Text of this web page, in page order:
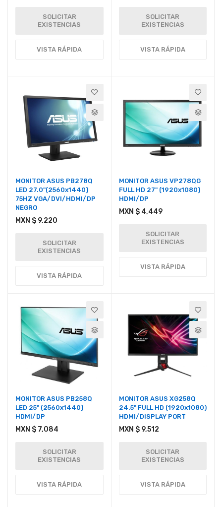
SOLICITAR
EXISTENCIAS
VISTA RÁPIDA
SOLICITAR
EXISTENCIAS
VISTA RÁPIDA
MONITOR ASUS PB278Q
LED 27.0"(2560x1440)
75HZ VGA/DVI/HDMI/DP
NEGRO
MXN $ 9,220
SOLICITAR
EXISTENCIAS
VISTA RÁPIDA
MONITOR ASUS VP278QG
FULL HD 27" (1920x1080)
HDMI/DP
MXN $ 4,449
SOLICITAR
EXISTENCIAS
VISTA RÁPIDA
MONITOR ASUS PB258Q
LED 25" (2560x1440)
HDMI/DP
MXN $ 7,084
SOLICITAR
EXISTENCIAS
VISTA RÁPIDA
MONITOR ASUS XG258Q
24.5" FULL HD (1920x1080)
HDMI/DISPLAY PORT
MXN $ 9,512
SOLICITAR
EXISTENCIAS
VISTA RÁPIDA